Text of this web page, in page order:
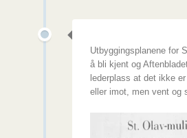
Utbyggingsplanene for
å bli kjent og
lederplass at det ikke
eller imot, men vent og